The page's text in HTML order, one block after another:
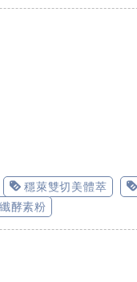
穩萊雙切美體萃
酵素粉